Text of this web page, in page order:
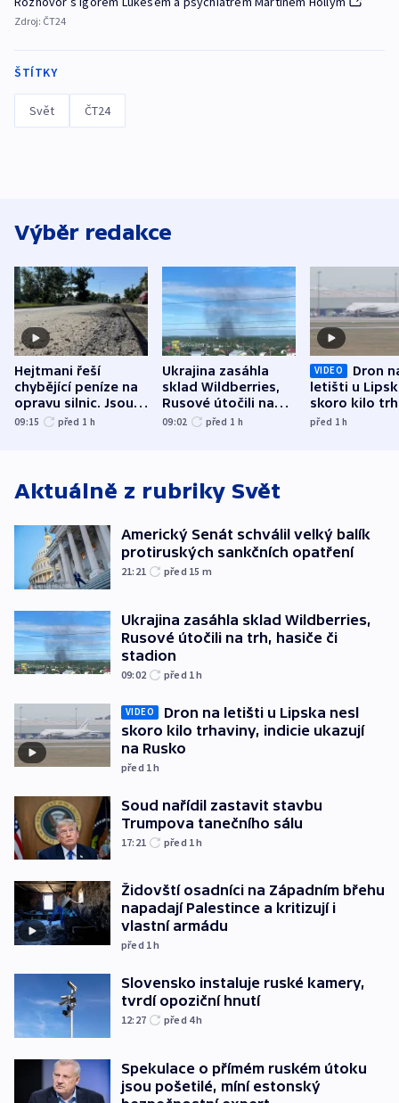
Zdroj: ČT24
ŠTÍTKY
Svět ČT24
Výběr redakce
Hejtmani řeší
chybějící peníze na
opravu silnic. Jsou
nenárokové, namítá
09:15 před 1 h
Ukrajina zasáhla
sklad Wildberries,
Rusové útočili na
trh, hasiče či
09:02 před 1 h
VIDEO
Dron
letišti u
skoro kilo
indicie
před 1h
Aktuálně z rubriky Svět
Americký Senát schválil velký balík
protiruských sankčních opatření
21:21 před 15 m
Ukrajina zasáhla sklad Wildberries,
Rusové útočili na trh, hasiče či
stadion
09:02 před 1h
VIDEO
Dron na letišti u Lipska nesl
skoro kilo trhaviny, indicie ukazují
na Rusko
před 1h
Soud nařídil zastavit stavbu
Trumpova tanečního sálu
17:21 před 1h
Židovští osadníci na Západním břehu
napadají Palestince a kritizují i
vlastní armádu
před 1h
Slovensko instaluje ruské kamery,
tvrdí opoziční hnutí
12:27 před 4h
Spekulace o přímém ruském útoku
jsou pošetilé, míní estonský